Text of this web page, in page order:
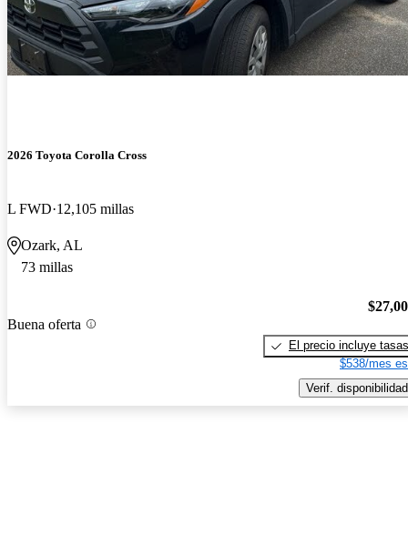
2026 Toyota Corolla Cross
L FWD 12,105 millas
Ozark, AL
73 millas
Buena oferta
El precio incluye tasas
$538/mes
Verif. disponibilidad